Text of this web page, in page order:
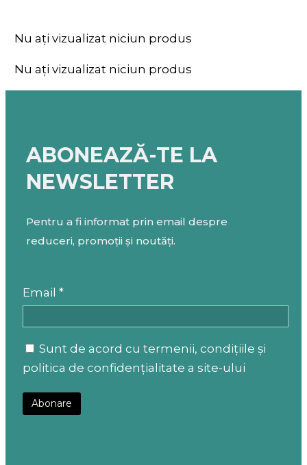
Nu ați vizualizat niciun produs
Nu ați vizualizat niciun produs
ABONEAZĂ-TE LA
NEWSLETTER
Pentru a fi informat prin email despre
reduceri, promoții și noutăți.
Email *
Sunt de acord cu termenii, condițiile și
politica de confidențialitate a site-ului